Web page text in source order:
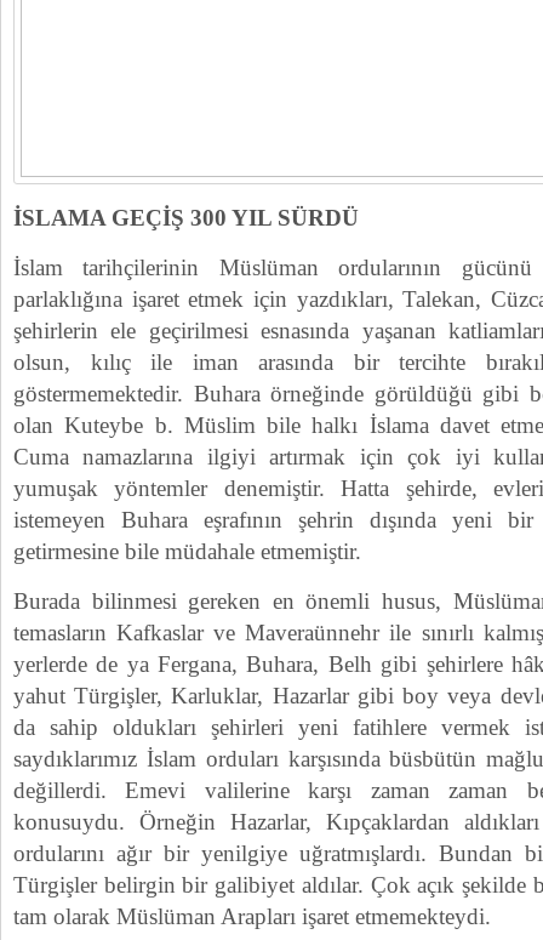
İSLAMA GEÇİŞ 300 YIL SÜRDÜ
İslam tarihçilerinin Müslüman ordularının gücünü
parlaklığına işaret etmek için yazdıkları, Talekan,
şehirlerin ele geçirilmesi esnasında yaşanan
olsun, kılıç ile iman arasında bir tercihte
göstermemektedir. Buhara örneğinde görüldüğü gibi
olan Kuteybe b. Müslim bile halkı İslama davet
Cuma namazlarına ilgiyi artırmak için çok iyi
yumuşak yöntemler denemiştir. Hatta şehirde,
istemeyen Buhara eşrafının şehrin dışında yeni
getirmesine bile müdahale etmemiştir.
Burada bilinmesi gereken en önemli husus,
temasların Kafkaslar ve Maveraünnehr ile sınırlı
yerlerde de ya Fergana, Buhara, Belh gibi şehirlere
yahut Türgişler, Karluklar, Hazarlar gibi boy veya
da sahip oldukları şehirleri yeni fatihlere vermek
saydıklarımız İslam orduları karşısında büsbütün
değillerdi. Emevi valilerine karşı zaman zaman
konusuydu. Örneğin Hazarlar, Kıpçaklardan
ordularını ağır bir yenilgiye uğratmışlardı. Bundan
Türgişler belirgin bir galibiyet aldılar. Çok açık şekilde
tam olarak Müslüman Arapları işaret etmemekteydi.